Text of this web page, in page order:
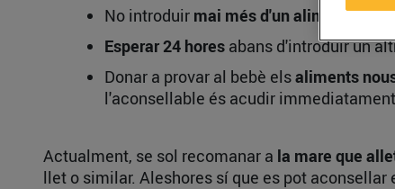
No introduir mai més d'un aliment nou
Esperar 24 hores abans d'introduir un
Donar a provar al bebè elsaliments
l'aconsellable és acudir
Actualment, se sol recomanar a la mare que
llet o similar. Aleshores sí que es pot